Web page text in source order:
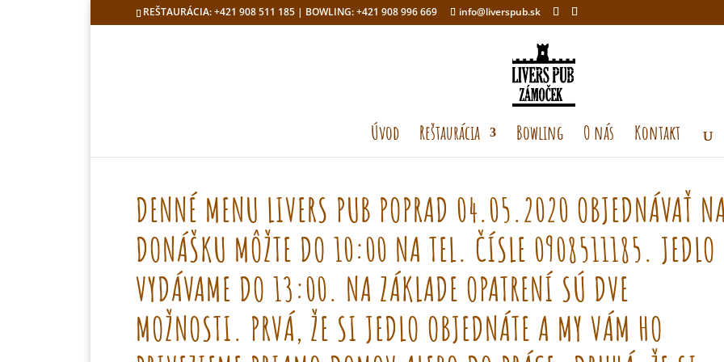
REŠTAURÁCIA: +421 908 511 185 | BOWLING: +421 908 996 669 info@liverspub.sk
Úvod Reštaurácia Bowling O nás Kontakt
DENNÉ MENU LIVERS PUB POPRAD 04.05.2020 OBJEDNÁVAŤ
DONÁŠKU MÔŽTE DO 10:00 NA TEL. ČÍSLE 0908511185. JEDLO
VYDÁVAME DO 13:00. NA ZÁKLADE OPATRENÍ SÚ DVE
MOŽNOSTI. PRVÁ, ŽE SI JEDLO OBJEDNÁTE A MY VÁM HO